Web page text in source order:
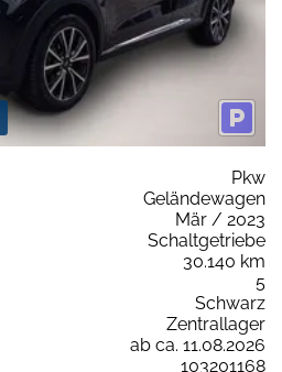
Pkw
Geländewagen
Mär / 2023
Schaltgetriebe
30.140 km
5
Schwarz
Zentrallager
ab ca. 11.08.2026
103201168